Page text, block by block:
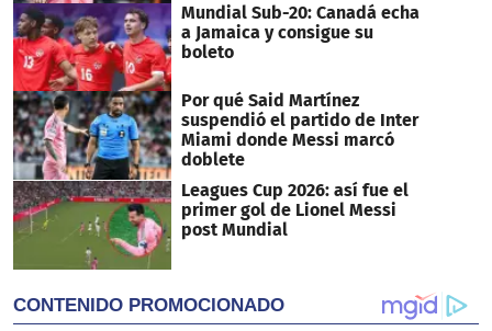
Mundial Sub-20: Canadá echa
a Jamaica y consigue su
boleto
Por qué Said Martínez
suspendió el partido de Inter
Miami donde Messi marcó
doblete
Leagues Cup 2026: así fue el
primer gol de Lionel Messi
post Mundial